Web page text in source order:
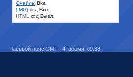
Смайлы Вкл.
[IMG] код Вкл.
HTML код Выкл.
Часовой пояс GMT +4, время: 09:38